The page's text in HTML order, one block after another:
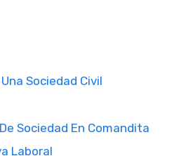
Sociedad Civil
Sociedad En Comandita
Laboral